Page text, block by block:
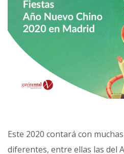
Este 2020 contará con
diferentes, entre ellas las del